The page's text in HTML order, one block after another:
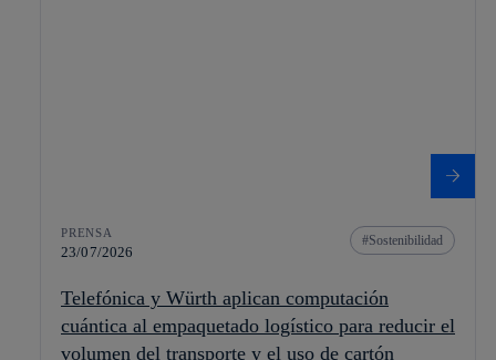
PRENSA
23/07/2026
Sostenibilidad
Telefónica y Würth aplican computación
cuántica al empaquetado logístico para reducir el
volumen del transporte y el uso de cartón